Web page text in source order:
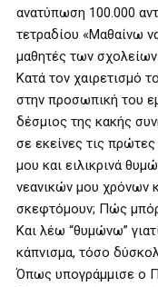
ανατύπωση 100.000
τετραδίου «Μαθαίνω
μαθητές των
Κατά τον χαιρετισμό
στην προσωπική του
δέσμιος της κακής
σε εκείνες τις
μου και ειλικρινά
νεανικών μου χρόνων
σκεφτόμουν; Πώς
Και λέω “θυμώνω”
κάπνισμα, τόσο
Όπως υπογράμμισε ο